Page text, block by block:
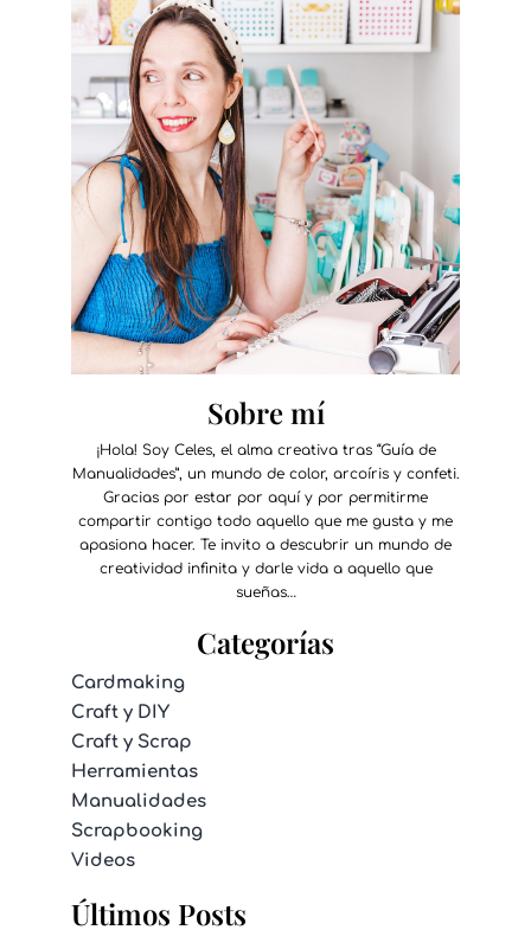
Sobre mí
¡Hola! Soy Celes, el alma creativa tras “Guía de
Manualidades”, un mundo de color, arcoíris y confeti.
Gracias por estar por aquí y por permitirme
compartir contigo todo aquello que me gusta y me
apasiona hacer. Te invito a descubrir un mundo de
creatividad infinita y darle vida a aquello que
sueñas…
Categorías
Cardmaking
Craft y DIY
Craft y Scrap
Herramientas
Manualidades
Scrapbooking
Videos
Últimos Posts